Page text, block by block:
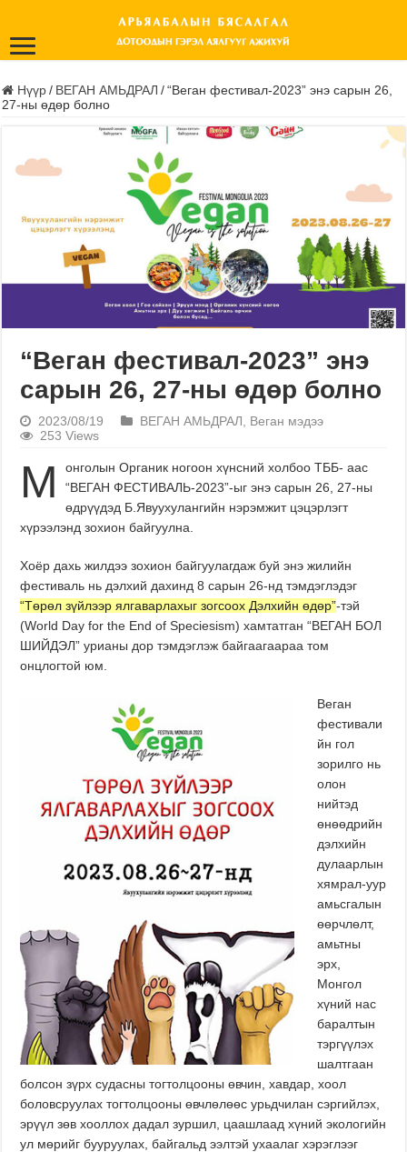
Нүүр / ВЕГАН АМЬДРАЛ / “Веган фестивал-2023” энэ сарын 26,
27-ны өдөр болно
“Веган фестивал-2023” энэ
сарын 26, 27-ны өдөр болно
2023/08/19 ВЕГАН АМЬДРАЛ
Веган мэдээ
253 Views
М
онголын Органик ногоон хүнсний холбоо ТББ- аас
“ВЕГАН ФЕСТИВАЛЬ-2023”-ыг энэ сарын 26, 27-ны
өдрүүдэд Б.Явуухулангийн нэрэмжит цэцэрлэгт
хүрээлэнд зохион байгуулна.
Хоёр дахь жилдээ зохион байгуулагдаж буй энэ жилийн
фестиваль нь дэлхий дахинд 8 сарын 26-нд тэмдэглэдэг
“Төрөл зүйлээр ялгаварлахыг зогсоох Дэлхийн өдөр”-тэй
(World Day for the End of Speciesism) хамтатган “ВЕГАН БОЛ
ШИЙДЭЛ” урианы дор тэмдэглэж байгаагаараа том
онцлогтой юм.
Веган
фестивали
йн гол
зорилго нь
олон
нийтэд
өнөөдрийн
дэлхийн
дулаарлын
хямрал-уур
амьсгалын
өөрчлөлт,
амьтны
эрх,
Монгол
хүний нас
баралтын
тэргүүлэх
шалтгаан
болсон зүрх судасны тогтолцооны өвчин, хавдар, хоол
боловсруулах тогтолцооны өвчлөлөөс урьдчилан сэргийлэх,
эрүүл зөв хооллох дадал зуршил, цаашлаад хүний экологийн
ул мөрийг бууруулах, байгальд ээлтэй ухаалаг хэрэглээг